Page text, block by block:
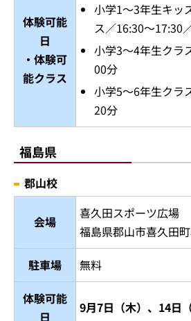
体験可能
日
・体験可
能クラス
小学1～3年生キッ
ス／16:30～17:30
小学3～4年生クラ
00分
小学5～6年生クラ
20分
福島県
郡山校
会場
喜久田スポーツ広場
福島県郡山市喜久田
駐車場
無料
体験可能
日
9月7日（木）、14日